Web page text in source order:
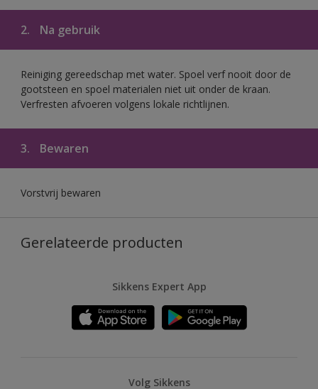
2. Na gebruik
Reiniging gereedschap met water. Spoel verf nooit door de
gootsteen en spoel materialen niet uit onder de kraan.
Verfresten afvoeren volgens lokale richtlijnen.
3. Bewaren
Vorstvrij bewaren
Gerelateerde producten
Sikkens Expert App
Volg Sikkens